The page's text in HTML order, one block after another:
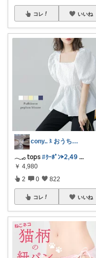
コレ いいね
cony..〻おうち時間とインテリア
𓂃𓈒𓂂 𝗍𝗈𝗉𝗌 #ｸｰﾎﾟﾝ▶︎𝟤,𝟦𝟫 ...
￥ 4,980
2 0 822
コレ いいね